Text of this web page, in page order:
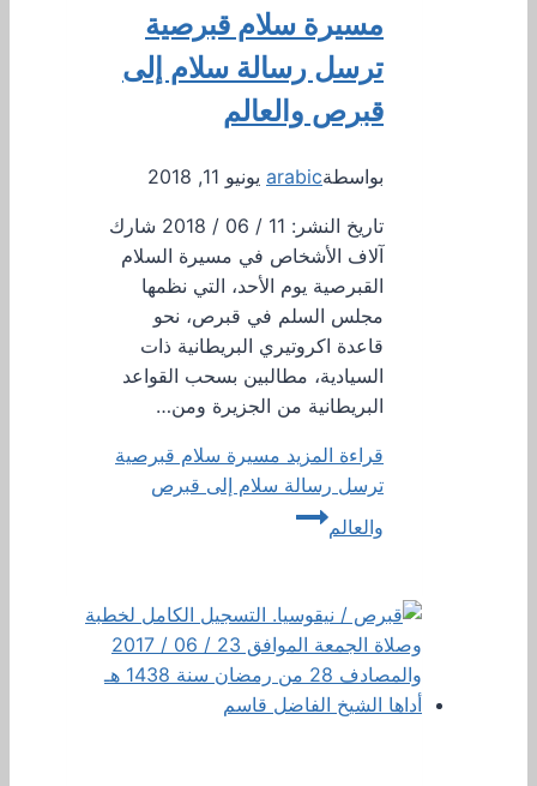
مسيرة سلام قبرصية
ترسل رسالة سلام إلى
قبرص والعالم
بواسطةarabic يونيو 11, 2018
تاريخ النشر: 11 / 06 / 2018 شارك
آلاف الأشخاص في مسيرة السلام
القبرصية يوم الأحد، التي نظمها
مجلس السلم في قبرص، نحو
قاعدة اكروتيري البريطانية ذات
السيادية، مطالبين بسحب القواعد
البريطانية من الجزيرة ومن…
قراءة المزيد مسيرة سلام قبرصية
ترسل رسالة سلام إلى قبرص
والعالم